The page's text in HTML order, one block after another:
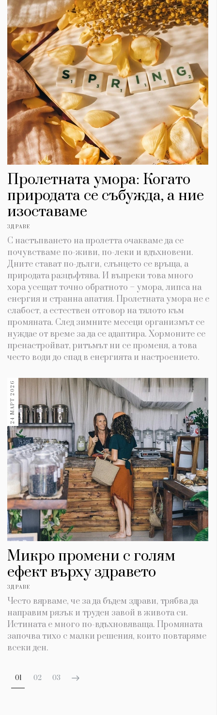
Пролетната умора: Когато
природата се събужда, а ние
изоставаме
ЗДРАВЕ
С настъпването на пролетта очакваме да се
почувстваме по-живи, по-леки и вдъхновени.
Дните стават по-дълги, слънцето се връща, а
природата разцъфтява. И въпреки това много
хора усещат точно обратното – умора, липса на
енергия и странна апатия. Пролетната умора не е
слабост, а естествен отговор на тялото към
промяната. След зимните месеци организмът се
нуждае от време за да се адаптира. Хормоните се
пренастройват, ритъмът ни се променя, а това
често води до спад в енергията и настроението.
24 МАРТ 2026
Микро промени с голям
ефект върху здравето
ЗДРАВЕ
Често вярваме, че за да бъдем здрави, трябва да
направим рязък и труден завой в живота си.
Истината е много по-вдъхновяваща. Промяната
започва тихо с малки решения, които повтаряме
всеки ден.
01 02 03